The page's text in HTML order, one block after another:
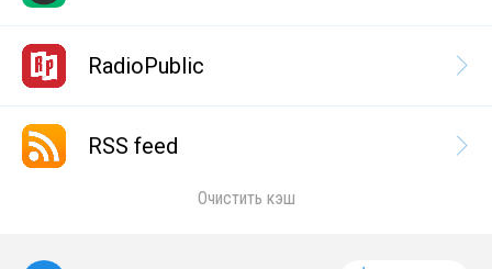
RadioPublic
RSS feed
Очистить кэш